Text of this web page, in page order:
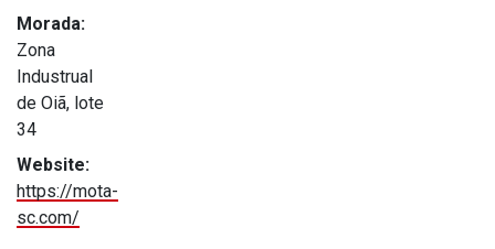
Morada:
Zona
Industrual
de Oiã, lote
34
Website:
https://mota-
sc.com/